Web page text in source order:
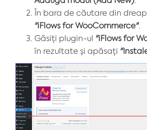
În bara de căutare din
"iFlows for WooCommerce".
Găsiți plugin-ul "iFlows for
în rezultate și apăsați